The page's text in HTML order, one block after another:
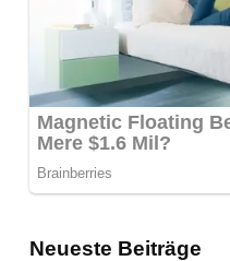
Neueste Beiträge